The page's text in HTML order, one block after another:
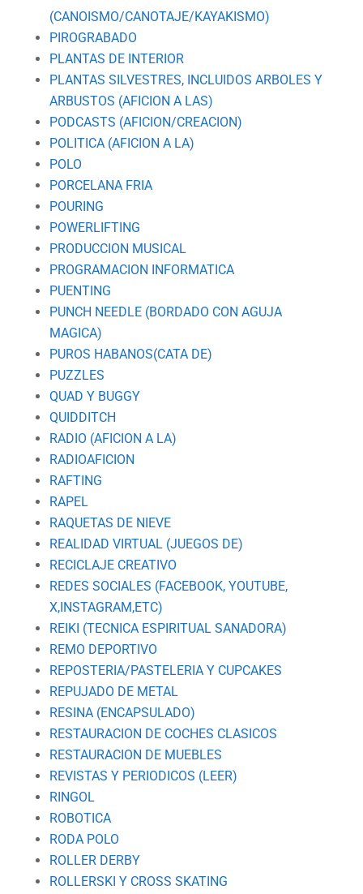
(CANOISMO/CANOTAJE/KAYAKISMO)
PIROGRABADO
PLANTAS DE INTERIOR
PLANTAS SILVESTRES, INCLUIDOS ARBOLES Y
ARBUSTOS (AFICION A LAS)
PODCASTS (AFICION/CREACION)
POLITICA (AFICION A LA)
POLO
PORCELANA FRIA
POURING
POWERLIFTING
PRODUCCION MUSICAL
PROGRAMACION INFORMATICA
PUENTING
PUNCH NEEDLE (BORDADO CON AGUJA
MAGICA)
PUROS HABANOS(CATA DE)
PUZZLES
QUAD Y BUGGY
QUIDDITCH
RADIO (AFICION A LA)
RADIOAFICION
RAFTING
RAPEL
RAQUETAS DE NIEVE
REALIDAD VIRTUAL (JUEGOS DE)
RECICLAJE CREATIVO
REDES SOCIALES (FACEBOOK, YOUTUBE,
X,INSTAGRAM,ETC)
REIKI (TECNICA ESPIRITUAL SANADORA)
REMO DEPORTIVO
REPOSTERIA/PASTELERIA Y CUPCAKES
REPUJADO DE METAL
RESINA (ENCAPSULADO)
RESTAURACION DE COCHES CLASICOS
RESTAURACION DE MUEBLES
REVISTAS Y PERIODICOS (LEER)
RINGOL
ROBOTICA
RODA POLO
ROLLER DERBY
ROLLERSKI Y CROSS SKATING